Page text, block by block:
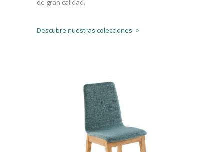
de gran calidad.
Descubre nuestras colecciones ->